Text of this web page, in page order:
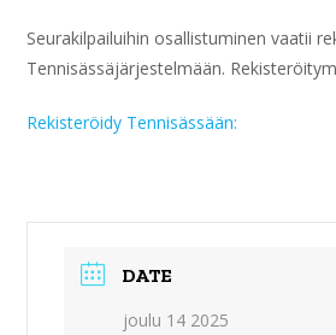
Seurakilpailuihin osallistuminen vaatii
Tennisässäjärjestelmään.
Rekisteröidy Tennisässään:
DATE
joulu 14 2025